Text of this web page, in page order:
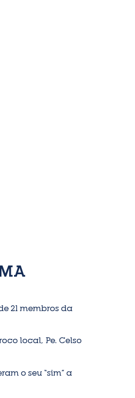
21 membros da
local, Pe. Celso
o seu “sim” a